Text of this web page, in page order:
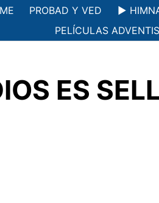
PROBAD Y VED ▶️
PELÍCULAS
ES